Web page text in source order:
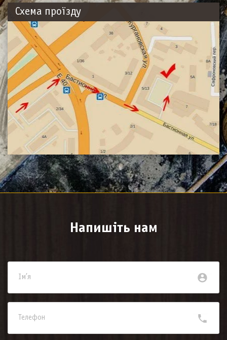
Схема проїзду
Напишіть нам